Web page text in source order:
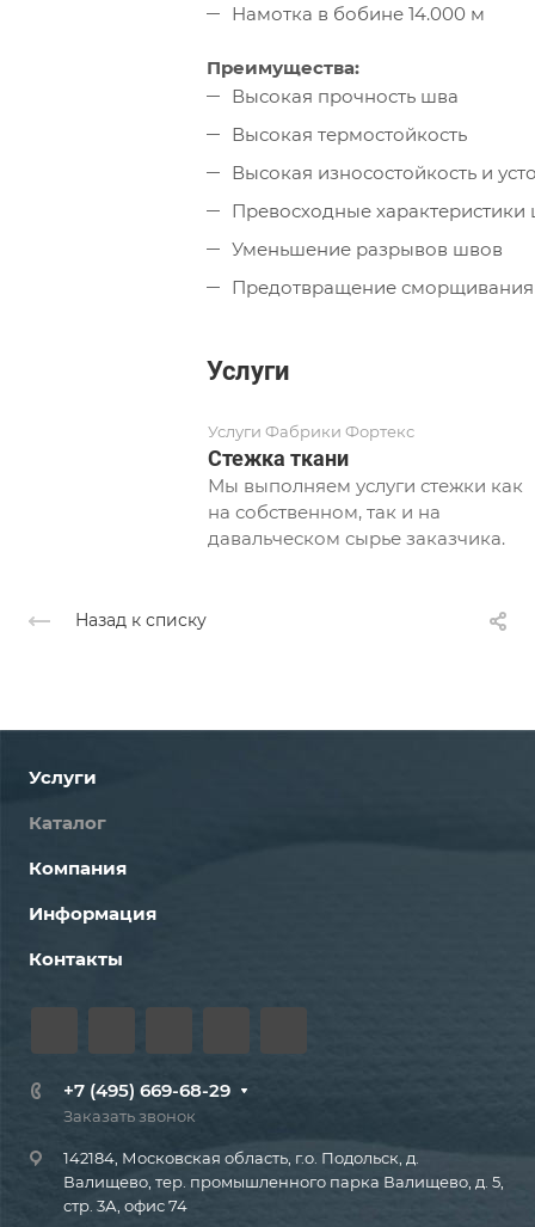
Намотка в бобине 14.000 м
Преимущества:
Высокая прочность шва
Высокая термостойкость
Высокая износостойкость и
Превосходные
Уменьшение разрывов швов
Предотвращение
Услуги
Услуги Фабрики Фортекс
Стежка ткани
Мы выполняем услуги стежки как
на собственном, так и на
давальческом сырье заказчика.
Назад к списку
Услуги
Каталог
Компания
Информация
Контакты
+7 (495) 669-68-29
Заказать звонок
142184, Московская область, г.о. Подольск, д.
Валищево, тер. промышленного парка Валищево, д. 5,
стр. 3А, офис 74